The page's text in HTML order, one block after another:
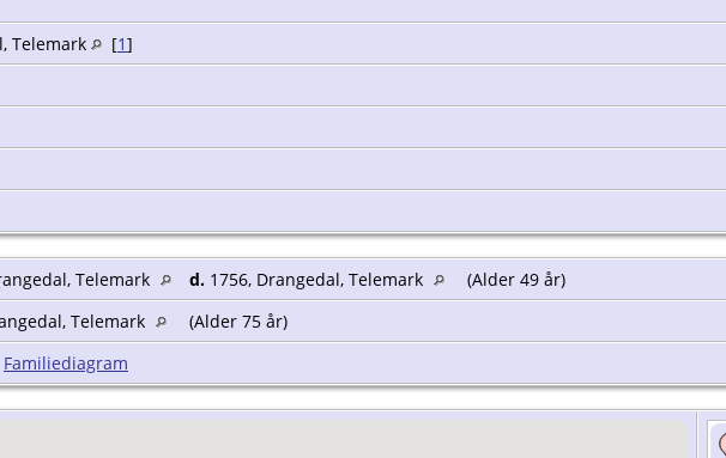
Telemark [1]
Telemark d. 1756, Drangedal, Telemark
(Alder 49 år)
Telemark
(Alder 75 år)
Familiediagram